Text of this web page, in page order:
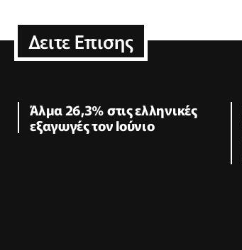
Δειτε Επισης
Άλμα 26,3% στις ελληνικές
εξαγωγές τον Ιούνιο